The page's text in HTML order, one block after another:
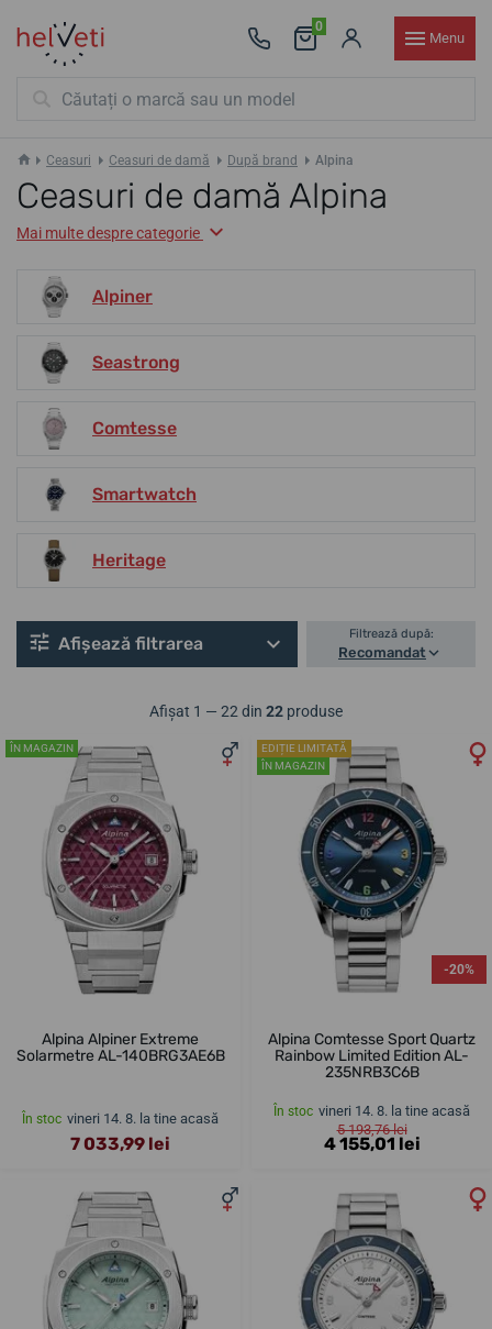
0
Menu
Ceasuri Ceasuri de damă După brand Alpina
Ceasuri de damă Alpina
Mai multe despre categorie
Alpiner
Seastrong
Comtesse
Smartwatch
Heritage
Afișează filtrarea Filtrează după:
Recomandat
Afișat 1 — 22 din 22 produse
ÎN MAGAZIN
Alpina Alpiner Extreme
Solarmetre AL-140BRG3AE6B
În stoc vineri 14. 8. la tine acasă
7 033,99 lei
EDIȚIE LIMITATĂ
ÎN MAGAZIN
-20%
Alpina Comtesse Sport Quartz
Rainbow Limited Edition AL-
235NRB3C6B
În stoc vineri 14. 8. la tine acasă
5 193,76 lei
4 155,01 lei